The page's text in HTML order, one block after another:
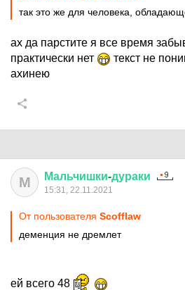
так это же для человека,
ах да парстите я все время
практически нет
текст не
ахинею
М Мальчишки-дураки
15:31, 22.11.2021
От пользователя Scofflaw
деменция не дремлет
ей всего 48